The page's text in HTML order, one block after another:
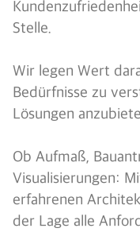
Stelle.
Wir legen Wert
Bedürfnisse zu
Lösungen
Ob Aufmaß,
Visualisierungen:
erfahrenen
der Lage alle